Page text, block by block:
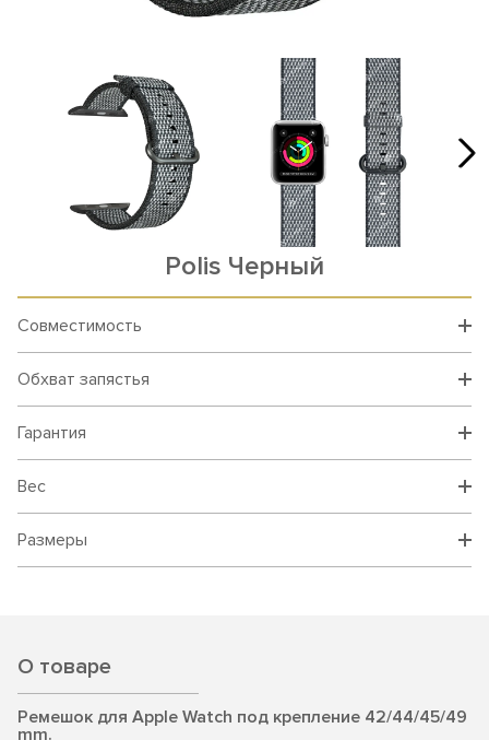
Polis Черный
Совместимость
Обхват запястья
Гарантия
Вес
Размеры
О товаре
Ремешок для Apple Watch под крепление 42/44/45/49
mm.